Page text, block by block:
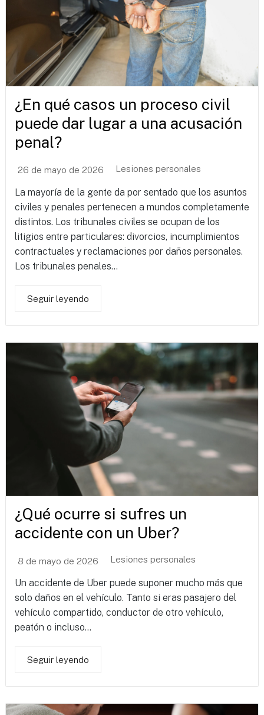
¿En qué casos un proceso civil
puede dar lugar a una acusación
penal?
26 de mayo de 2026 Lesiones personales
La mayoría de la gente da por sentado que los asuntos
civiles y penales pertenecen a mundos completamente
distintos. Los tribunales civiles se ocupan de los
litigios entre particulares: divorcios, incumplimientos
contractuales y reclamaciones por daños personales.
Los tribunales penales...
Seguir leyendo
¿Qué ocurre si sufres un
accidente con un Uber?
8 de mayo de 2026 Lesiones personales
Un accidente de Uber puede suponer mucho más que
solo daños en el vehículo. Tanto si eras pasajero del
vehículo compartido, conductor de otro vehículo,
peatón o incluso...
Seguir leyendo